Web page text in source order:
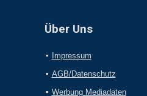
Über Uns
Impressum
AGB/Datenschutz
Werbung Mediadaten